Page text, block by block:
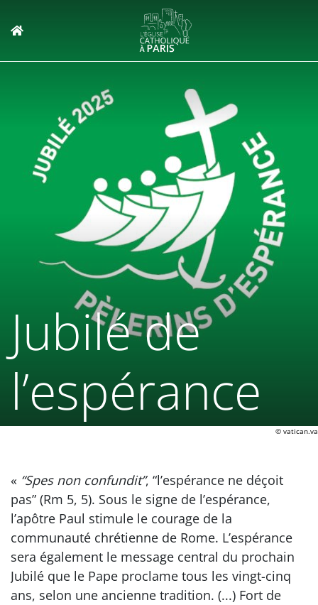
Jubilé de
l’espérance
© vatican.va
« “Spes non confundit”, “l’espérance ne déçoit
pas” (Rm 5, 5). Sous le signe de l’espérance,
l’apôtre Paul stimule le courage de la
communauté chrétienne de Rome. L’espérance
sera également le message central du prochain
Jubilé que le Pape proclame tous les vingt-cinq
ans, selon une ancienne tradition. (...) Fort de
Panneau de gestion des cookies